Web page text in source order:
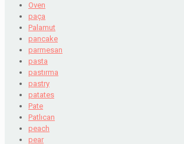
Oven
paça
Palamut
pancake
parmesan
pasta
pastırma
pastry
patates
Pate
Patlıcan
peach
pear